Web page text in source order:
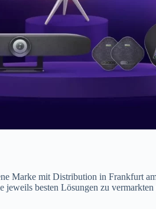
Marke mit Distribution in Frankfurt
besten Lösungen zu